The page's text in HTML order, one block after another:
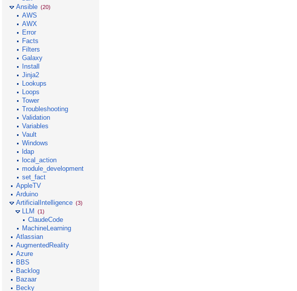
Ansible (20)
AWS
AWX
Error
Facts
Filters
Galaxy
Install
Jinja2
Lookups
Loops
Tower
Troubleshooting
Validation
Variables
Vault
Windows
ldap
local_action
module_development
set_fact
AppleTV
Arduino
ArtificialIntelligence (3)
LLM (1)
ClaudeCode
MachineLearning
Atlassian
AugmentedReality
Azure
BBS
Backlog
Bazaar
Becky